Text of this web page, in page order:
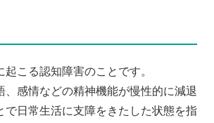
こる認知障害のことです。
、感情などの精神機能が慢性的に減退
で日常生活に支障をきたした状態を指